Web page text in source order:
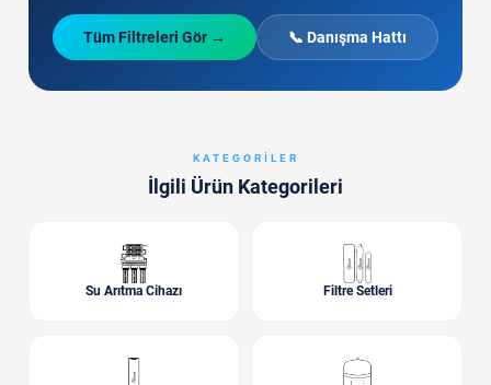
Tüm Filtreleri Gör → 📞 Danışma Hattı
KATEGORILER
İlgili Ürün Kategorileri
Su Arıtma Cihazı Filtre Setleri